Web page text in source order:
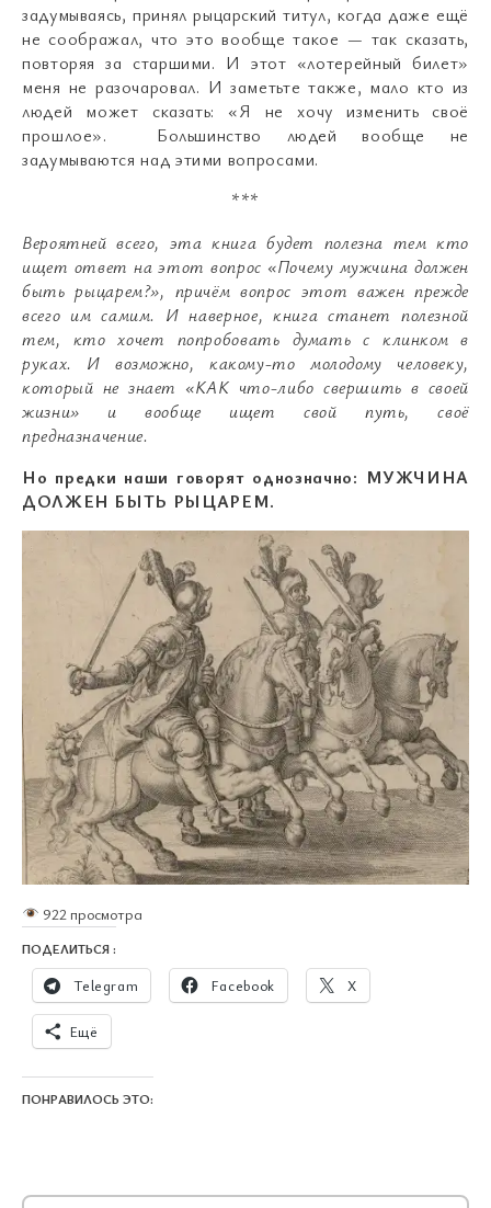
задумываясь, принял рыцарский титул, когда даже ещё
не соображал, что это вообще такое — так сказать,
повторяя за старшими. И этот «лотерейный билет»
меня не разочаровал. И заметьте также, мало кто из
людей может сказать: «Я не хочу изменить своё
прошлое». Большинство людей вообще не
задумываются над этими вопросами.
***
Вероятней всего, эта книга будет полезна тем кто
ищет ответ на этот вопрос «Почему мужчина должен
быть рыцарем?», причём вопрос этот важен прежде
всего им самим. И наверное, книга станет полезной
тем, кто хочет попробовать думать с клинком в
руках. И возможно, какому-то молодому человеку,
который не знает «КАК что-либо свершить в своей
жизни» и вообще ищет свой путь, своё
предназначение.
Но предки наши говорят однозначно: МУЖЧИНА
ДОЛЖЕН БЫТЬ РЫЦАРЕМ.
922 просмотра
ПОДЕЛИТЬСЯ :
Telegram Facebook X
Ещё
ПОНРАВИЛОСЬ ЭТО: